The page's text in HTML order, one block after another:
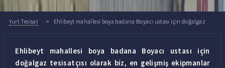
Yurt Tesisat
Ehlibeyt mahallesi boya badana Boyacı ustası için doğalgaz
Ehlibeyt mahallesi boya badana Boyacı ustası için
doğalgaz tesisatçısı olarak biz, en gelişmiş ekipmanlar